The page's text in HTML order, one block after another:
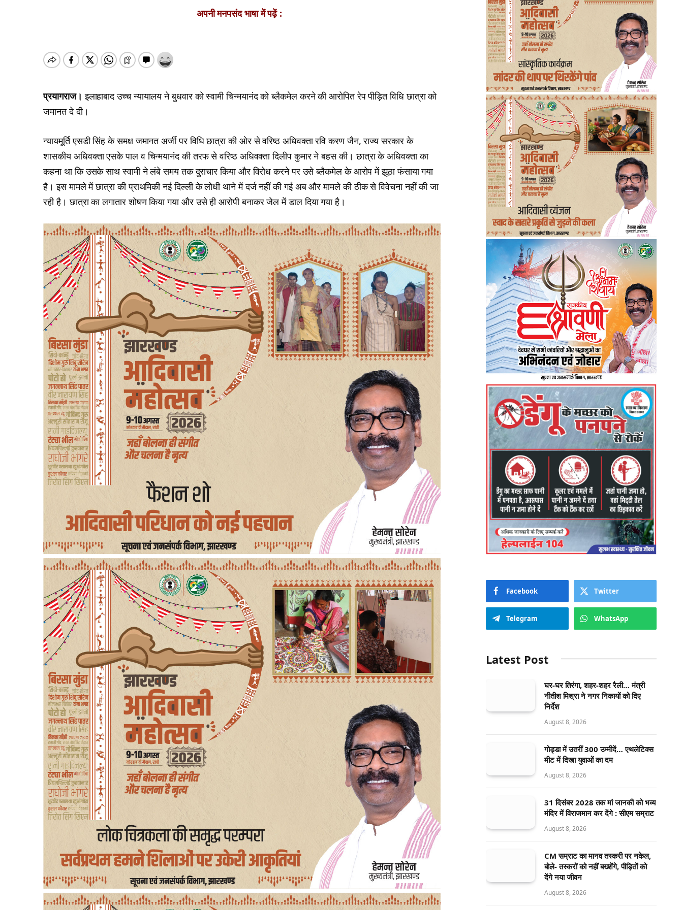
अपनी मनपसंद भाषा में पढ़ें :
प्रयागराज। इलाहाबाद उच्च न्यायालय ने बुधवार को स्वामी चिन्मयानंद को ब्लैकमेल करने की आरोपित रेप पीड़ित विधि छात्रा को
जमानत दे दी।
न्यायमूर्ति एसडी सिंह के समक्ष जमानत अर्जी पर विधि छात्रा की ओर से वरिष्ठ अधिवक्ता रवि करण जैन, राज्य सरकार के
शासकीय अधिवक्ता एसके पाल व चिन्मयानंद की तरफ से वरिष्ठ अधिवक्ता दिलीप कुमार ने बहस की। छात्रा के अधिवक्ता का
कहना था कि उसके साथ स्वामी ने लंबे समय तक दुराचार किया और विरोध करने पर उसे ब्लैकमेल के आरोप में झूठा फंसाया गया
है। इस मामले में छात्रा की प्राथमिकी नई दिल्ली के लोधी थाने में दर्ज नहीं की गई अब और मामले की ठीक से विवेचना नहीं की जा
रही है। छात्रा का लगातार शोषण किया गया और उसे ही आरोपी बनाकर जेल में डाल दिया गया है।
Facebook Twitter
Telegram WhatsApp
Latest Post
घर-घर तिरंगा, शहर-शहर रैली… मंत्री
नीतीश मिश्रा ने नगर निकायों को दिए
निर्देश
August 8, 2026
गोड्डा में उतरीं 300 उम्मीदें… एथलेटिक्स
मीट में दिखा युवाओं का दम
August 8, 2026
31 दिसंबर 2028 तक मां जानकी को भव्य
मंदिर में विराजमान कर देंगे : सीएम सम्राट
August 8, 2026
CM सम्राट का मानव तस्करी पर नकेल,
बोले- तस्करों को नहीं बख्शेंगे, पीड़ितों को
देंगे नया जीवन
August 8, 2026